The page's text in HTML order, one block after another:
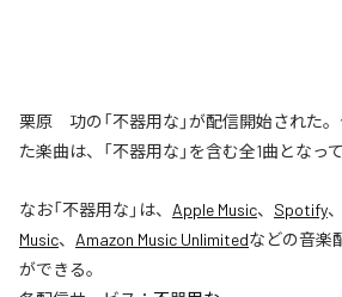
栗原 功の「不器用な」が配信開始された
た楽曲は、「不器用な」を含む全1曲となっ
なお「不器用な 」は、 Apple Music、 Spotify、
Music、 Amazon Music Unlimitedなどの音楽
ができる。